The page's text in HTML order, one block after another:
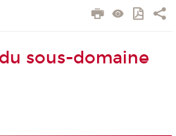
sous-domaine